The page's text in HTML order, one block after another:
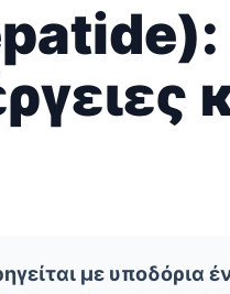
με υποδόρια